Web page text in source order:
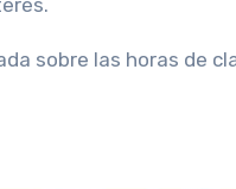
sobre las horas de